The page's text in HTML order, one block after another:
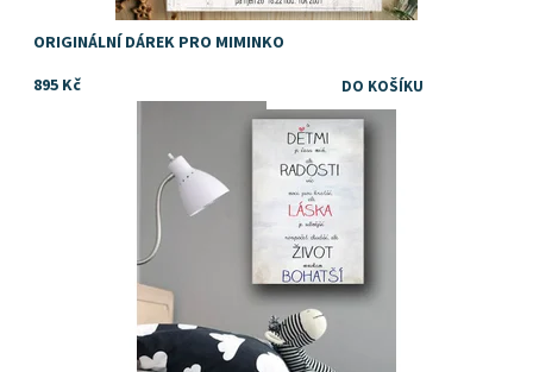
ORIGINÁLNÍ DÁREK PRO MIMINKO
895 Kč
Skladem